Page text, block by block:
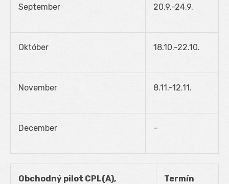
September 20.9.-24.9.
Október 18.10.-22.10.
November 8.11.-12.11.
December –
Obchodný pilot CPL(A),
Termín